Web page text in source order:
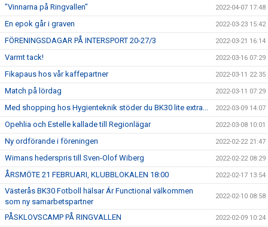
"Vinnarna på Ringvallen" 2022-04-07 17:48
En epok går i graven 2022-03-23 15:42
FÖRENINGSDAGAR PÅ INTERSPORT 20-27/3 2022-03-21 16:14
Varmt tack! 2022-03-16 07:29
Fikapaus hos vår kaffepartner 2022-03-11 22:35
Match på lördag 2022-03-11 07:29
Med shopping hos Hygienteknik stöder du BK30 lite extra... 2022-03-09 14:07
Opehlia och Estelle kallade till Regionlägar 2022-03-08 10:01
Ny ordförande i föreningen 2022-02-22 21:47
Wimans hederspris till Sven-Olof Wiberg 2022-02-22 08:29
ÅRSMÖTE 21 FEBRUARI, KLUBBLOKALEN 18:00 2022-02-17 13:54
Västerås BK30 Fotboll hälsar Ár Functional välkommen
som ny samarbetspartner
2022-02-10 08:58
PÅSKLOVSCAMP PÅ RINGVALLEN 2022-02-09 10:24